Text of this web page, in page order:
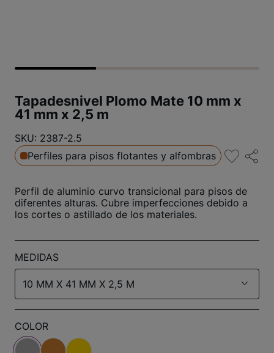
Tapadesnivel Plomo Mate 10 mm x
41 mm x 2,5 m
SKU: 2387-2.5
Perfiles para pisos flotantes y alfombras
Perfil de aluminio curvo transicional para pisos de
diferentes alturas. Cubre imperfecciones debido a
los cortes o astillado de los materiales.
MEDIDAS
10 MM X 41 MM X 2,5 M
COLOR